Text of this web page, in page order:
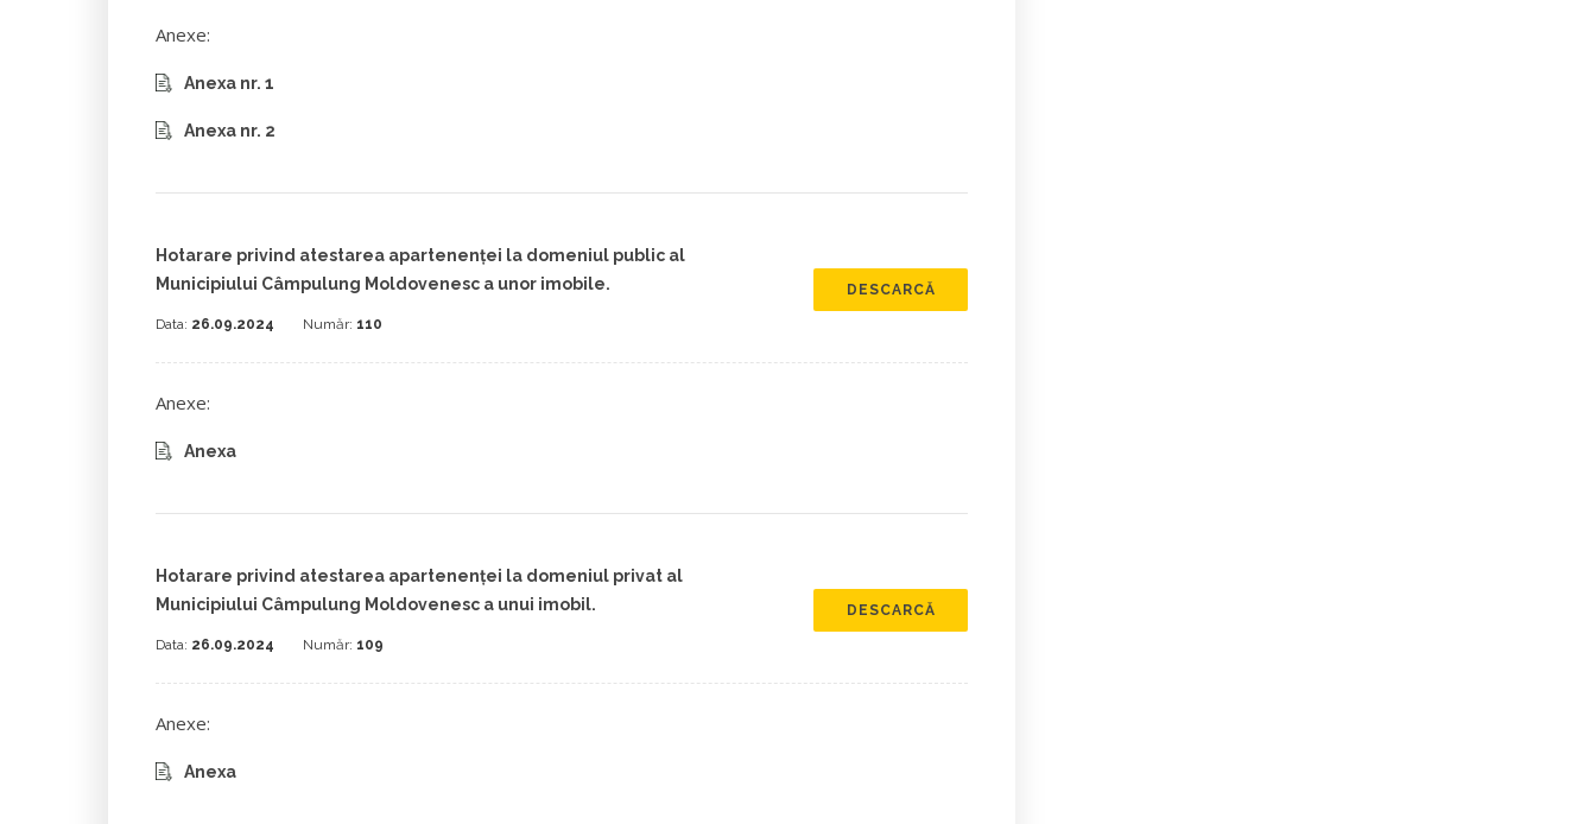
Anexe:
Anexa nr. 1
Anexa nr. 2
Hotarare privind atestarea apartenenței la domeniul public al
Municipiului Câmpulung Moldovenesc a unor imobile.
Data: 26.09.2024 Număr: 110
DESCARCĂ
Anexe:
Anexa
Hotarare privind atestarea apartenenței la domeniul privat al
Municipiului Câmpulung Moldovenesc a unui imobil.
Data: 26.09.2024 Număr: 109
DESCARCĂ
Anexe:
Anexa